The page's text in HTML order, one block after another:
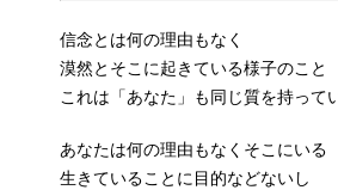
信念とは何の理由もなく
漠然とそこに起きている様子のこと
これは「あなた」も同じ質を持って
あなたは何の理由もなくそこにいる
生きていることに目的などないし